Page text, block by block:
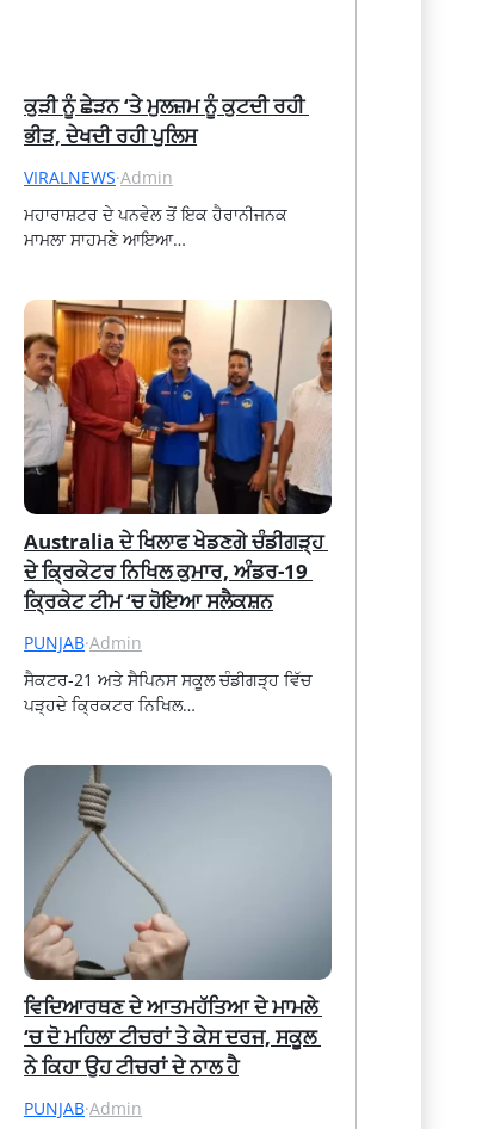
ਕੁੜੀ ਨੂੰ ਛੇੜਨ ‘ਤੇ ਮੁਲਜ਼ਮ ਨੂੰ ਕੁਟਦੀ ਰਹੀ
ਭੀੜ, ਦੇਖਦੀ ਰਹੀ ਪੁਲਿਸ
VIRALNEWS·Admin
ਮਹਾਰਾਸ਼ਟਰ ਦੇ ਪਨਵੇਲ ਤੋਂ ਇਕ ਹੈਰਾਨੀਜਨਕ
ਮਾਮਲਾ ਸਾਹਮਣੇ ਆਇਆ…
Australia ਦੇ ਖਿਲਾਫ ਖੇਡਣਗੇ ਚੰਡੀਗੜ੍ਹ
ਦੇ ਕ੍ਰਿਕੇਟਰ ਨਿਖਿਲ ਕੁਮਾਰ, ਅੰਡਰ-19
ਕ੍ਰਿਕੇਟ ਟੀਮ ‘ਚ ਹੋਇਆ ਸਲੈਕਸ਼ਨ
PUNJAB·Admin
ਸੈਕਟਰ-21 ਅਤੇ ਸੈਪਿਨਸ ਸਕੂਲ ਚੰਡੀਗੜ੍ਹ ਵਿੱਚ
ਪੜ੍ਹਦੇ ਕ੍ਰਿਕਟਰ ਨਿਖਿਲ…
ਵਿਦਿਆਰਥਣ ਦੇ ਆਤਮਹੱਤਿਆ ਦੇ ਮਾਮਲੇ
‘ਚ ਦੋ ਮਹਿਲਾ ਟੀਚਰਾਂ ਤੇ ਕੇਸ ਦਰਜ, ਸਕੂਲ
ਨੇ ਕਿਹਾ ਉਹ ਟੀਚਰਾਂ ਦੇ ਨਾਲ ਹੈ
PUNJAB·Admin